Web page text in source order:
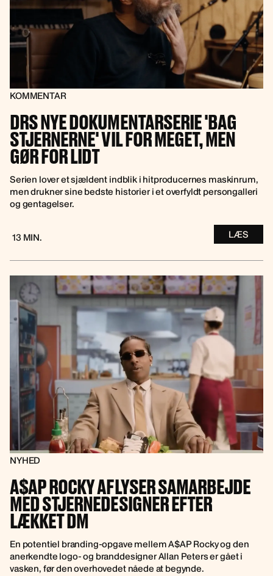
KOMMENTAR
DRS NYE DOKUMENTARSERIE 'BAG
STJERNERNE' VIL FOR MEGET, MEN
GØR FOR LIDT
Serien lover et sjældent indblik i hitproducernes maskinrum,
men drukner sine bedste historier i et overfyldt persongalleri
og gentagelser.
13 MIN. LÆS
NYHED
A$AP ROCKY AFLYSER SAMARBEJDE
MED STJERNEDESIGNER EFTER
LÆKKET DM
En potentiel branding-opgave mellem A$AP Rocky og den
anerkendte logo- og branddesigner Allan Peters er gået i
vasken, før den overhovedet nåede at begynde.